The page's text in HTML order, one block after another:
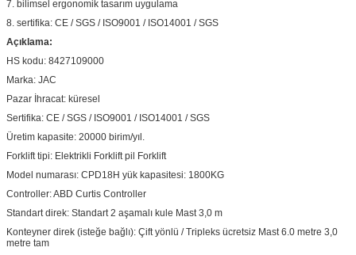
7. bilimsel ergonomik tasarım uygulama
8. sertifika: CE / SGS / ISO9001 / ISO14001 / SGS
Açıklama:
HS kodu: 8427109000
Marka: JAC
Pazar İhracat: küresel
Sertifika: CE / SGS / ISO9001 / ISO14001 / SGS
Üretim kapasite: 20000 birim/yıl.
Forklift tipi: Elektrikli Forklift pil Forklift
Model numarası: CPD18H yük kapasitesi: 1800KG
Controller: ABD Curtis Controller
Standart direk: Standart 2 aşamalı kule Mast 3,0 m
Konteyner direk (isteğe bağlı): Çift yönlü / Tripleks ücretsiz Mast 6.0 metre 3,0
metre tam